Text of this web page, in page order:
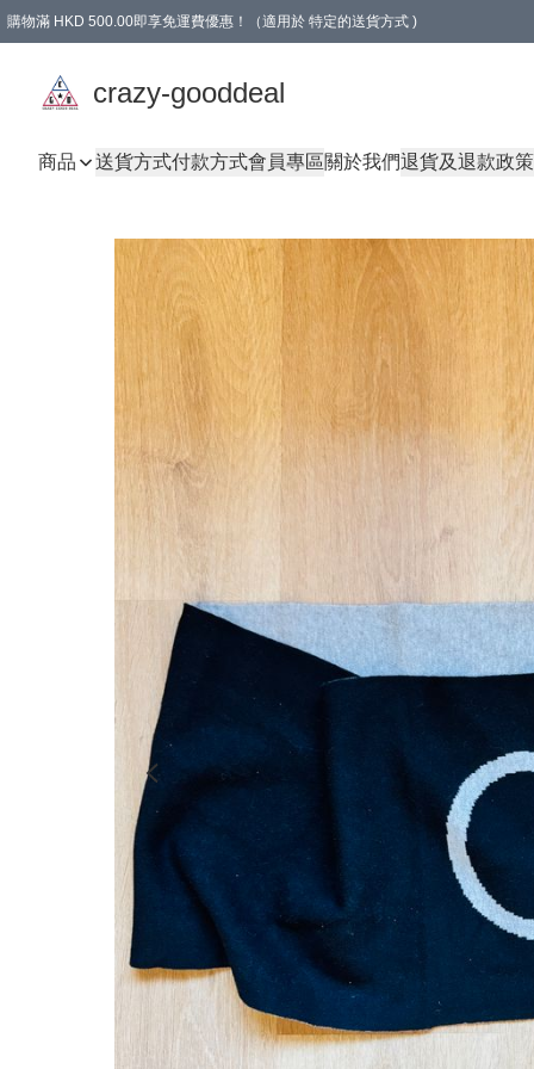
購物滿 HKD 500.00即享免運費優惠！（適用於 特定的送貨方式 )
crazy-gooddeal
商品 送貨方式付款方式會員專區關於我們退貨及退款政策